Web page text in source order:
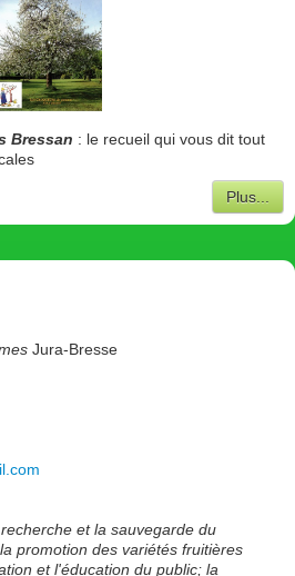
Bressan : le recueil qui vous dit tout
Plus...
Jura-Bresse
et la sauvegarde du
promotion des variétés fruitières
et l'éducation du public; la